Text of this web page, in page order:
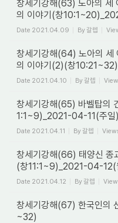
창세기강해(63) 노아의 세
의 이야기(창
Date 2021.04.09 By갈렙
창세기강해(64) 노아의 세
의 이야기(2)(창
Date 2021.04.10 By갈렙
창세기강해(65) 바벨탑의
1:1~9)_2021-04-11(주일)
Date 2021.04.11 By갈렙
창세기강해(66) 태양신 종
(창11:1~9)_2021-04-12(
Date 2021.04.12 By갈렙
창세기강해(67) 한국인의
~32)